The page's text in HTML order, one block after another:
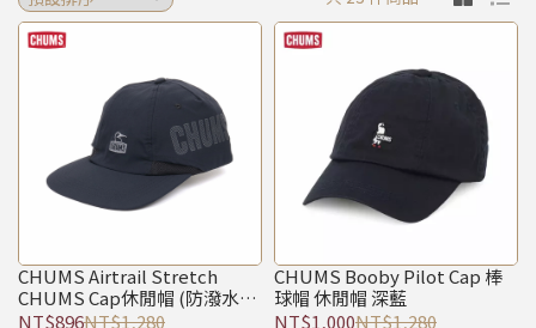
CHUMS Airtrail Stretch
CHUMS Cap休閒帽 (防潑水)
黑色
NT$896NT$1,280
CHUMS Booby Pilot Cap 棒
球帽 休閒帽 深藍
NT$1,000NT$1,280